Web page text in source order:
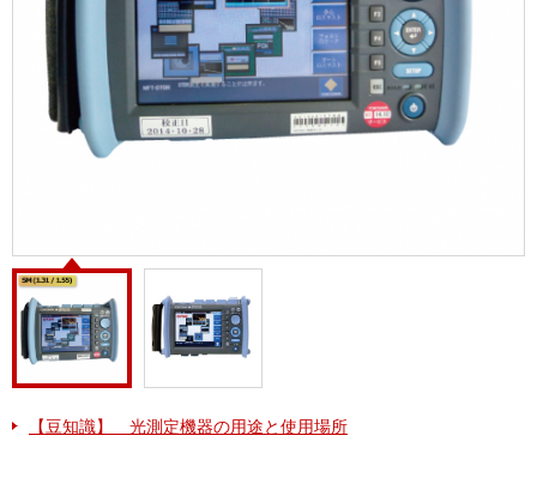
【豆知識】 光測定機器の用途と使用場所